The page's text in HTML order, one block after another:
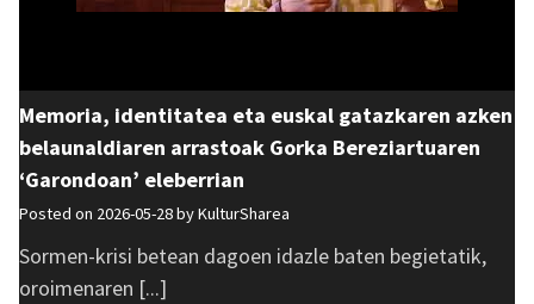
Memoria, identitatea eta euskal gatazkaren azken
belaunaldiaren arrastoak Gorka Bereziartuaren
‘Garondoan’ eleberrian
Posted on 2026-05-28 byKulturSharea
Sormen-krisi betean dagoen idazle baten begietatik,
oroimenaren [...]